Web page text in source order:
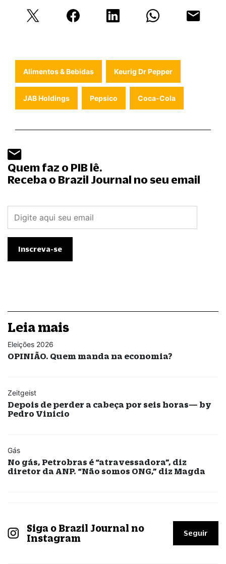
Alimentos & Bebidas Keurig Dr Pepper
JAB Holdings Pepsico Coca-Cola
Quem faz o PIB lê.
Receba o Brazil Journal no seu email
Leia mais
Eleições 2026
OPINIÃO. Quem manda na economia?
Zeitgeist
Depois de perder a cabeça por seis horas— by
Pedro Vinicio
Gás
No gás, Petrobras é “atravessadora”, diz
diretor da ANP. “Não somos ONG,” diz Magda
Siga o Brazil Journal no
Instagram
Seguir